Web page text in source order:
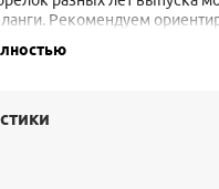
Рекомендуем